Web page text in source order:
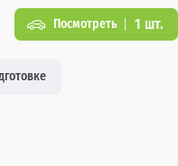
Посмотреть 1 шт.